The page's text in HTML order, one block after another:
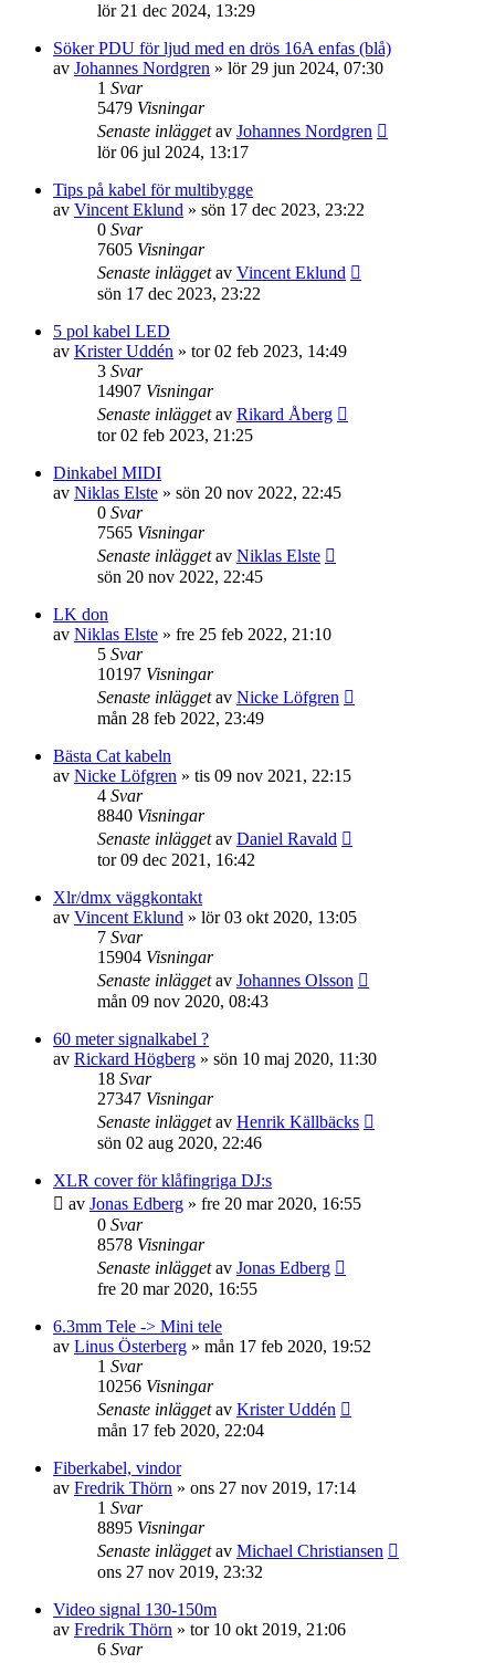
lör 21 dec 2024, 13:29
Söker PDU för ljud med en drös 16A enfas (blå)
av Johannes Nordgren » lör 29 jun 2024, 07:30
1 Svar
5479 Visningar
Senaste inläggetav Johannes Nordgren
lör 06 jul 2024, 13:17
Tips på kabel för multibygge
av Vincent Eklund » sön 17 dec 2023, 23:22
0 Svar
7605 Visningar
Senaste inläggetav Vincent Eklund
sön 17 dec 2023, 23:22
5 pol kabel LED
av Krister Uddén » tor 02 feb 2023, 14:49
3 Svar
14907 Visningar
Senaste inläggetav Rikard Åberg
tor 02 feb 2023, 21:25
Dinkabel MIDI
av Niklas Elste » sön 20 nov 2022, 22:45
0 Svar
7565 Visningar
Senaste inläggetav Niklas Elste
sön 20 nov 2022, 22:45
LK don
av Niklas Elste » fre 25 feb 2022, 21:10
5 Svar
10197 Visningar
Senaste inläggetav Nicke Löfgren
mån 28 feb 2022, 23:49
Bästa Cat kabeln
av Nicke Löfgren » tis 09 nov 2021, 22:15
4 Svar
8840 Visningar
Senaste inläggetav Daniel Ravald
tor 09 dec 2021, 16:42
Xlr/dmx väggkontakt
av Vincent Eklund » lör 03 okt 2020, 13:05
7 Svar
15904 Visningar
Senaste inläggetav Johannes Olsson
mån 09 nov 2020, 08:43
60 meter signalkabel ?
av Rickard Högberg » sön 10 maj 2020, 11:30
18 Svar
27347 Visningar
Senaste inläggetav Henrik Källbäcks
sön 02 aug 2020, 22:46
XLR cover för klåfingriga DJ:s
av Jonas Edberg » fre 20 mar 2020, 16:55
0 Svar
8578 Visningar
Senaste inläggetav Jonas Edberg
fre 20 mar 2020, 16:55
6.3mm Tele -> Mini tele
av Linus Österberg » mån 17 feb 2020, 19:52
1 Svar
10256 Visningar
Senaste inläggetav Krister Uddén
mån 17 feb 2020, 22:04
Fiberkabel, vindor
av Fredrik Thörn » ons 27 nov 2019, 17:14
1 Svar
8895 Visningar
Senaste inläggetav Michael Christiansen
ons 27 nov 2019, 23:32
Video signal 130-150m
av Fredrik Thörn » tor 10 okt 2019, 21:06
6 Svar